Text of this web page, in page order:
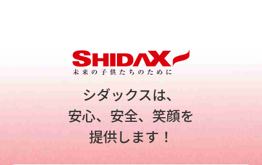
シダックスは、
安心、安全、笑顔を
提供します！